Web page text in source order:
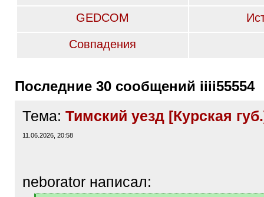
GEDCOM
Совпадения
Последние 30 сообщений iiii55554
Тема: Тимский уезд [Курская
11.06.2026, 20:58
neborator написал: